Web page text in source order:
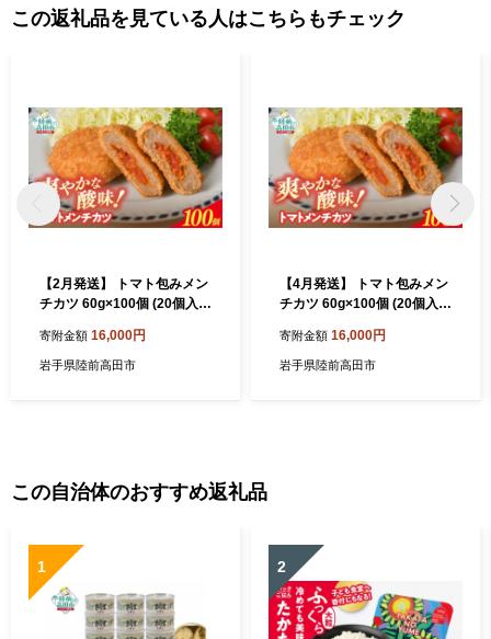
をしていました」等、震災の時だけでなく10年以上経った現在も
品を通して、私たちの想いが全国に、そして海の向こうまで届き
ますように。
この返礼品を見ている人はこちらもチェック
【2月発送】 トマト包みメン
チカツ 60g×100個 (20個入×
ト メンチカツ 揚げ物 国産 鶏
肉 使用 人気 おすすめ おかず
寄附金額 16,000円
岩手県陸前高田市
【4月発送】 トマト包みメン
チカツ 60g×100個 (20個入×
ト メンチカツ 揚げ物 国産 鶏
肉 使用 人気 おすすめ おかず
寄附金額 16,000円
岩手県陸前高田市
この自治体のおすすめ返礼品
1 2